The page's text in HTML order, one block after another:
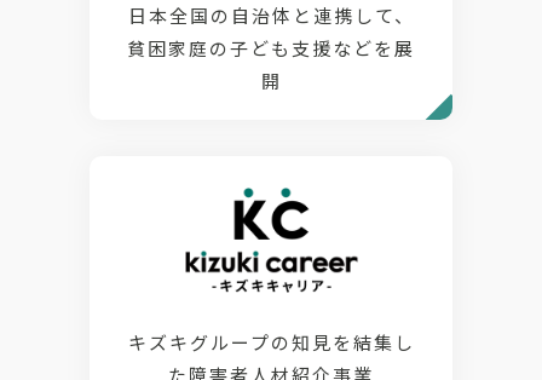
日本全国の自治体と連携して、
貧困家庭の子ども支援などを展
開
キズキグループの知見を結集し
た障害者人材紹介事業